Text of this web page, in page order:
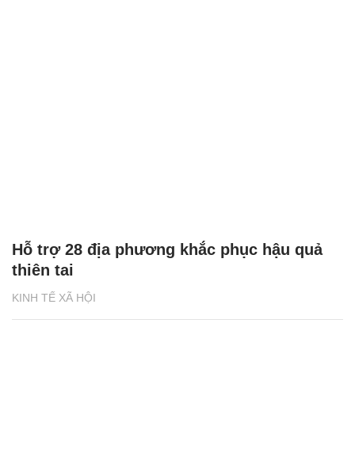
KINH TẾ XÃ HỘI
Hỗ trợ 28 địa phương khắc phục hậu quả
thiên tai